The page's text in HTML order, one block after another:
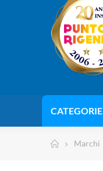
CATEGORIE
Marchi